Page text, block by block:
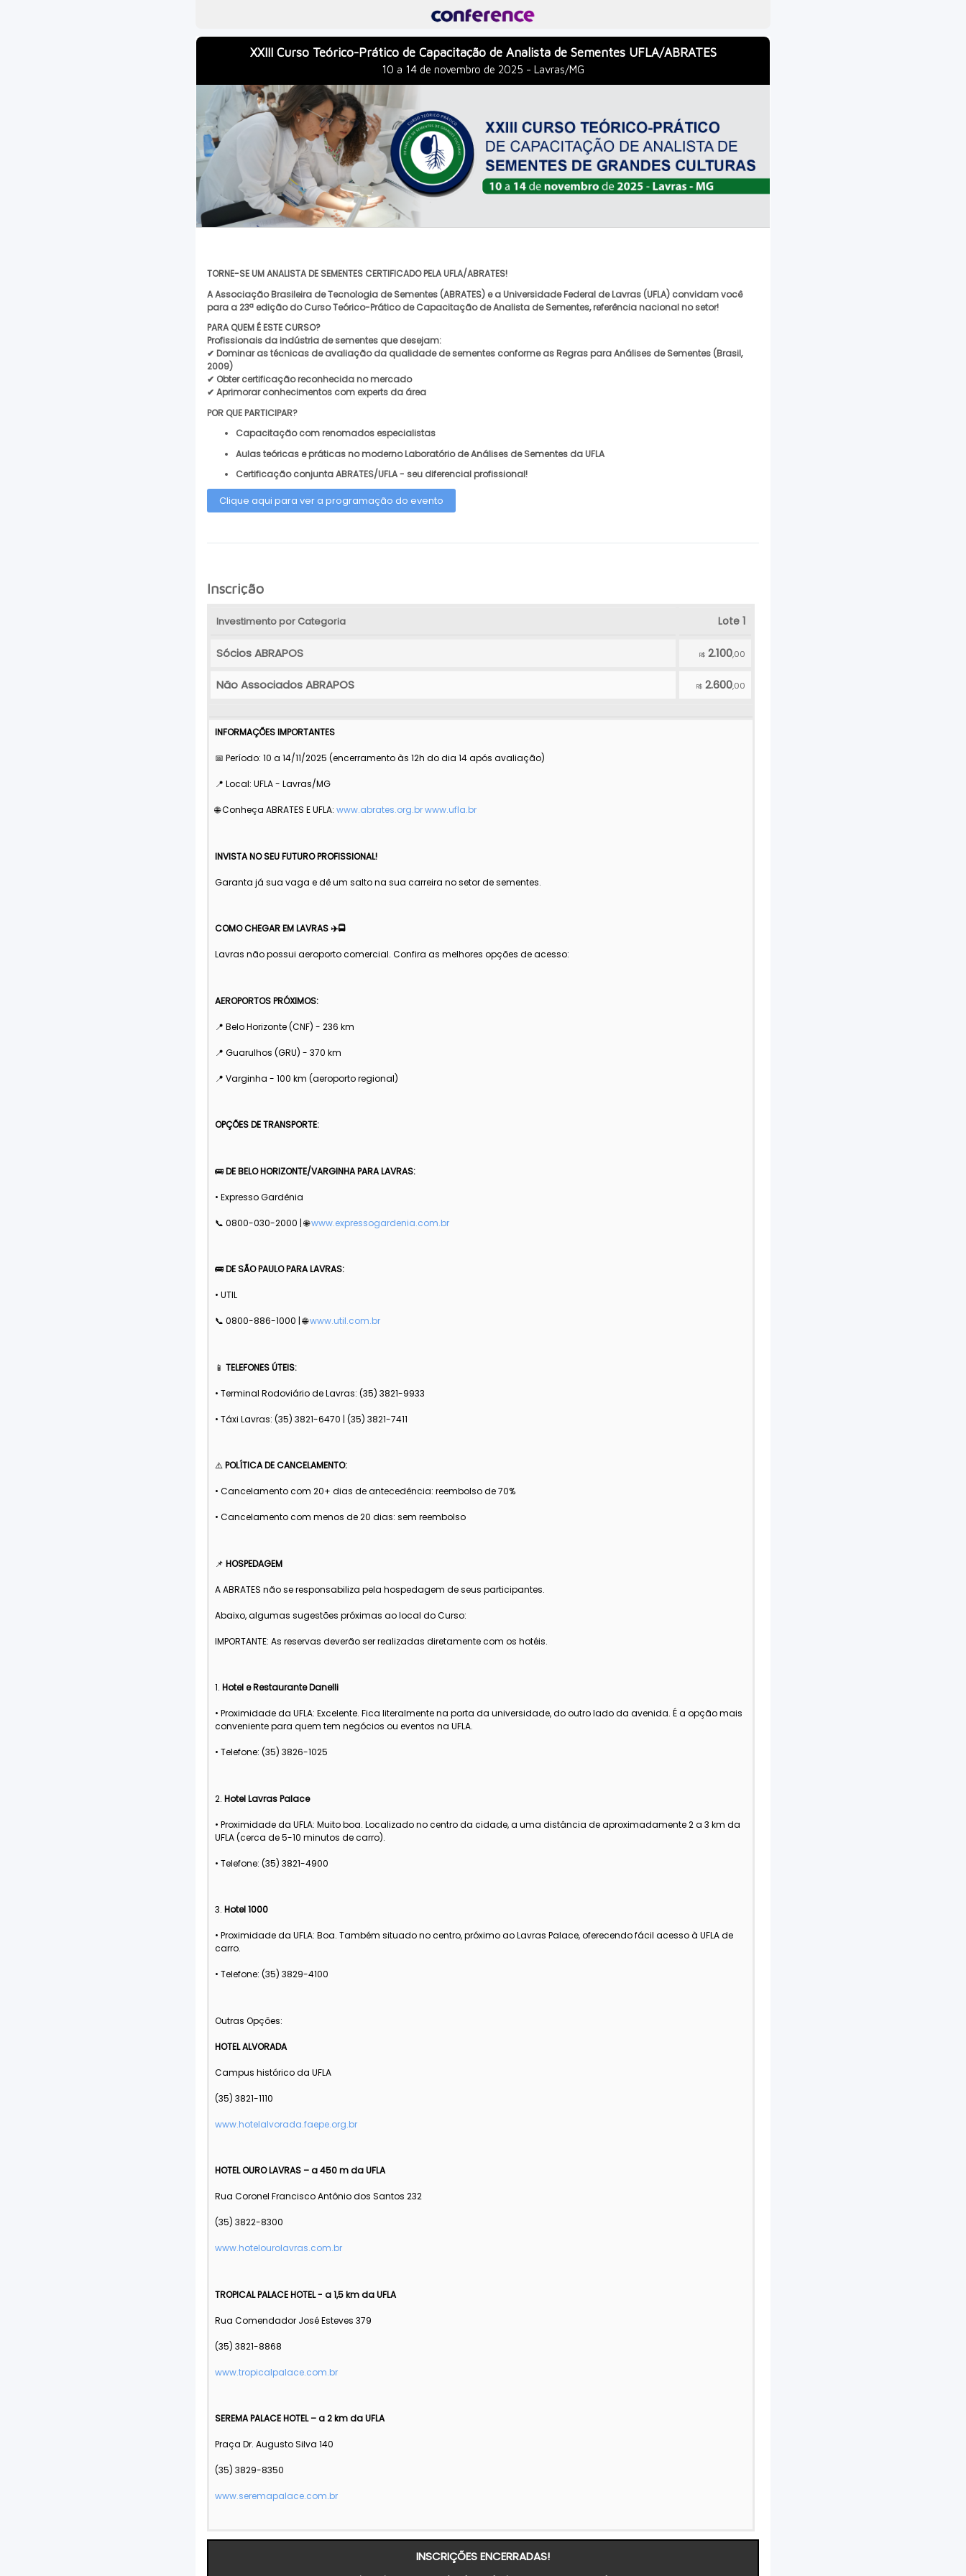
XXIII Curso Teórico-Prático de Capacitação de Analista de Sementes UFLA/ABRATES
10 a 14 de novembro de 2025 - Lavras/MG
TORNE-SE UM ANALISTA DE SEMENTES CERTIFICADO PELA UFLA/ABRATES!
A Associação Brasileira de Tecnologia de Sementes (ABRATES) e a Universidade Federal de Lavras (UFLA) convidam você
para a 23ª edição do Curso Teórico-Prático de Capacitação de Analista de Sementes, referência nacional no setor!
PARA QUEM É ESTE CURSO?
Profissionais da indústria de sementes que desejam:
✔ Dominar as técnicas de avaliação da qualidade de sementes conforme as Regras para Análises de Sementes (Brasil,
2009)
✔ Obter certificação reconhecida no mercado
✔ Aprimorar conhecimentos com experts da área
POR QUE PARTICIPAR?
Capacitação com renomados especialistas
Aulas teóricas e práticas no moderno Laboratório de Análises de Sementes da UFLA
Certificação conjunta ABRATES/UFLA - seu diferencial profissional!
Clique aqui para ver a programação do evento
Inscrição
Investimento por Categoria Lote 1
Sócios ABRAPOS R$ 2.100,00
Não Associados ABRAPOS R$ 2.600,00
INFORMAÇÕES IMPORTANTES
📅 Período: 10 a 14/11/2025 (encerramento às 12h do dia 14 após avaliação)
📍 Local: UFLA - Lavras/MG
🌐 Conheça ABRATES E UFLA: www.abrates.org.brwww.ufla.br
INVISTA NO SEU FUTURO PROFISSIONAL!
Garanta já sua vaga e dê um salto na sua carreira no setor de sementes.
COMO CHEGAR EM LAVRAS ✈️🚍
Lavras não possui aeroporto comercial. Confira as melhores opções de acesso:
AEROPORTOS PRÓXIMOS:
📍 Belo Horizonte (CNF) - 236 km
📍 Guarulhos (GRU) - 370 km
📍 Varginha - 100 km (aeroporto regional)
OPÇÕES DE TRANSPORTE:
🚌DE BELO HORIZONTE/VARGINHA PARA LAVRAS:
• Expresso Gardênia
📞 0800-030-2000 | 🌐www.expressogardenia.com.br
🚌DE SÃO PAULO PARA LAVRAS:
• UTIL
📞 0800-886-1000 | 🌐www.util.com.br
📱 TELEFONES ÚTEIS:
• Terminal Rodoviário de Lavras: (35) 3821-9933
• Táxi Lavras: (35) 3821-6470 | (35) 3821-7411
⚠️POLÍTICA DE CANCELAMENTO:
• Cancelamento com 20+ dias de antecedência: reembolso de 70%
• Cancelamento com menos de 20 dias: sem reembolso
📌 HOSPEDAGEM
A ABRATES não se responsabiliza pela hospedagem de seus participantes.
Abaixo, algumas sugestões próximas ao local do Curso:
IMPORTANTE: As reservas deverão ser realizadas diretamente com os hotéis.
1. Hotel e Restaurante Danelli
• Proximidade da UFLA: Excelente. Fica literalmente na porta da universidade, do outro lado da avenida. É a opção mais
conveniente para quem tem negócios ou eventos na UFLA.
• Telefone: (35) 3826-1025
2. Hotel Lavras Palace
• Proximidade da UFLA: Muito boa. Localizado no centro da cidade, a uma distância de aproximadamente 2 a 3 km da
UFLA (cerca de 5-10 minutos de carro).
• Telefone: (35) 3821-4900
3. Hotel 1000
• Proximidade da UFLA: Boa. Também situado no centro, próximo ao Lavras Palace, oferecendo fácil acesso à UFLA de
carro.
• Telefone: (35) 3829-4100
Outras Opções:
HOTEL ALVORADA
Campus histórico da UFLA
(35) 3821-1110
www.hotelalvorada.faepe.org.br
HOTEL OURO LAVRAS – a 450 m da UFLA
Rua Coronel Francisco Antônio dos Santos 232
(35) 3822-8300
www.hotelourolavras.com.br
TROPICAL PALACE HOTEL - a 1,5 km da UFLA
Rua Comendador José Esteves 379
(35) 3821-8868
www.tropicalpalace.com.br
SEREMA PALACE HOTEL – a 2 km da UFLA
Praça Dr. Augusto Silva 140
(35) 3829-8350
www.seremapalace.com.br
INSCRIÇÕES ENCERRADAS!